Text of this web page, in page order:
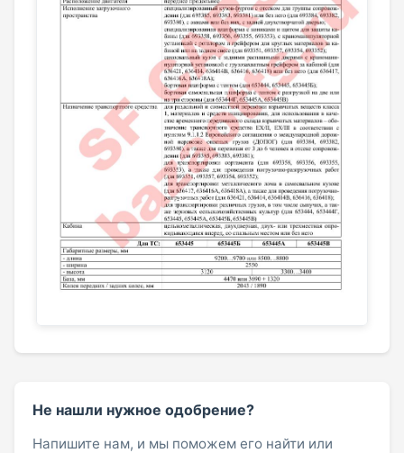
Не нашли нужное одобрение?
Напишите нам, и мы поможем его найти или